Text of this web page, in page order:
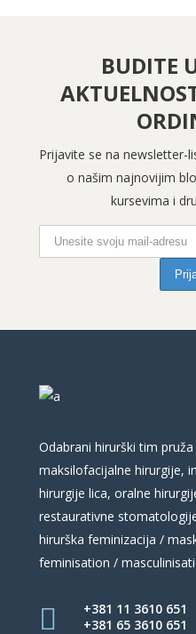
BUDITE
Prijavite se na newsletter-
o našim najnovijim
kursevima i
Odabrani hirurški tim
maksilofacijalne hirurgije,
hirurgije lica, oralne
restaurativne
hirurška feminizacija /
feminisation /
+381 11 3610 651
+381 65 3610 651